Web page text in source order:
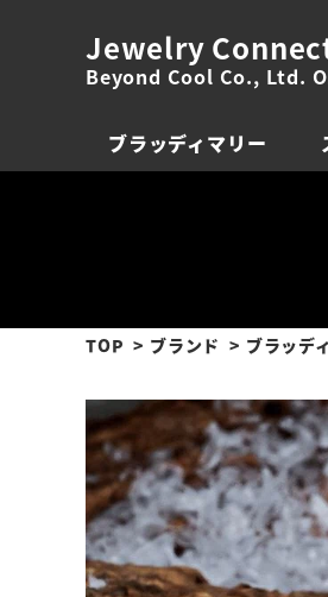
Jewelry
Beyond Cool Co., Ltd.
ブラッディマリー
TOP ブランド ブラッデ